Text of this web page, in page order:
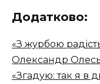
Додатково:
«З журбою
Олександр
«Згадую: так я в